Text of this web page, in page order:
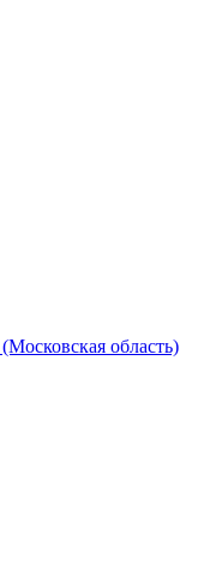
область)